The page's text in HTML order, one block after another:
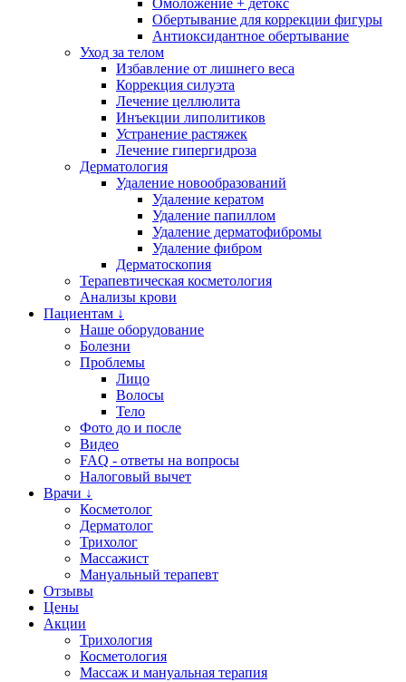
Омоложение + детокс
Обертывание для коррекции фигуры
Антиоксидантное обертывание
Уход за телом
Избавление от лишнего веса
Коррекция силуэта
Лечение целлюлита
Инъекции липолитиков
Устранение растяжек
Лечение гипергидроза
Дерматология
Удаление новообразований
Удаление кератом
Удаление папиллом
Удаление дерматофибромы
Удаление фибром
Дерматоскопия
Терапевтическая косметология
Анализы крови
Пациентам ↓
Наше оборудование
Болезни
Проблемы
Лицо
Волосы
Тело
Фото до и после
Видео
FAQ - ответы на вопросы
Налоговый вычет
Врачи ↓
Косметолог
Дерматолог
Трихолог
Массажист
Мануальный терапевт
Отзывы
Цены
Акции
Трихология
Косметология
Массаж и мануальная терапия